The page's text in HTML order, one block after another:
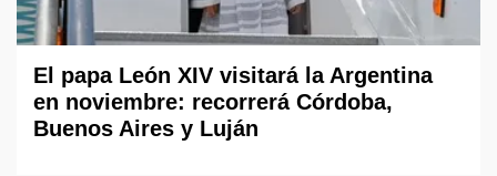
El papa León XIV visitará la Argentina
en noviembre: recorrerá Córdoba,
Buenos Aires y Luján